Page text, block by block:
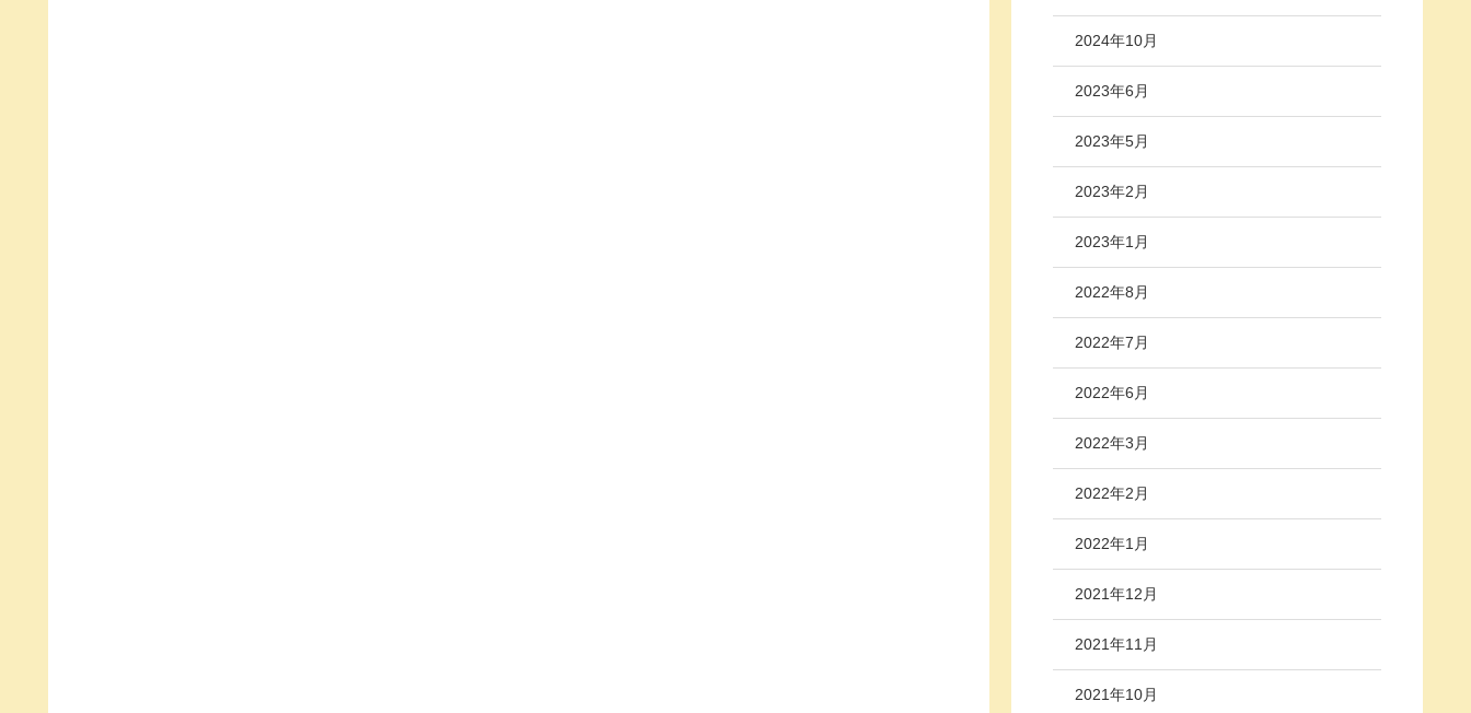
2024年10月
2023年6月
2023年5月
2023年2月
2023年1月
2022年8月
2022年7月
2022年6月
2022年3月
2022年2月
2022年1月
2021年12月
2021年11月
2021年10月